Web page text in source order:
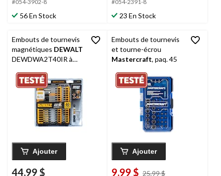
#054-3902-8
56 En Stock
#054-2391-8
23 En Stock
Embouts de tournevis
magnétiques DEWALT
DEWDWA2T40IR à
40
Ajouter
44,99 $
Embouts de tournevis
et tourne-écrou
Mastercraft, paq. 45
Ajouter
9,99 $ 25,99 $